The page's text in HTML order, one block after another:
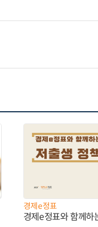
경제e정표
경제e정표와 함께하